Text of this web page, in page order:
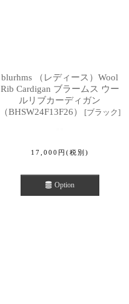
blurhms （レディース）Wool
Rib Cardigan ブラームス ウー
ルリブカーディガン
（BHSW24F13F26）
[ブラック]
17,000 円 (税別)
Option